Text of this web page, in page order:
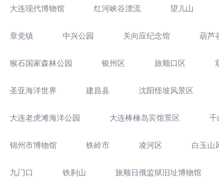
大连现代博物馆 红河峡谷漂流 望儿山
章党镇 中兴公园 关向应纪念馆 葫芦
猴石国家森林公园 银州区 旅顺口区
圣亚海洋世界 建昌县 沈阳怪坡风景区
大连老虎滩海洋公园 大连棒棰岛宾馆景区 千
锦州市博物馆 铁岭市 凌河区 白玉山
九门口 铁刹山 旅顺日俄监狱旧址博物馆